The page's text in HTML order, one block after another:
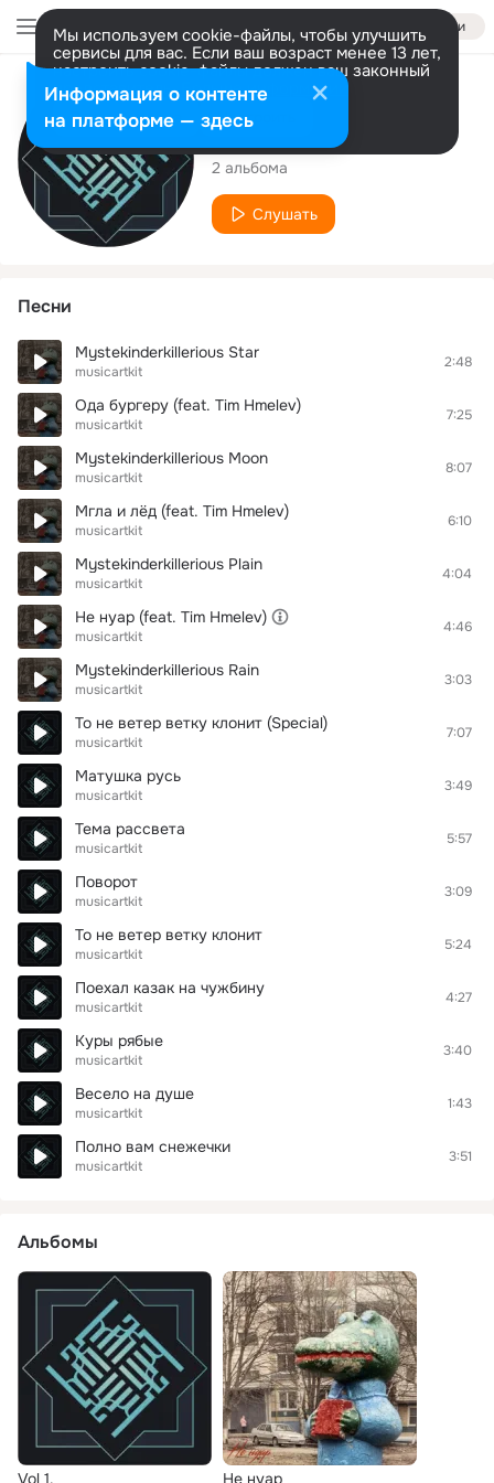
Войти
Мы используем cookie-файлы, чтобы улучшить
сервисы для вас. Если ваш возраст менее 13 лет,
настроить cookie-файлы должен ваш законный
представитель. Больше информации
Разрешить все Настроить
Исполнитель
musicartkit
2 альбома
Слушать
Песни
Mystekinderkillerious Star
musicartkit
2:48
Ода бургеру (feat. Tim Hmelev)
musicartkit
7:25
Mystekinderkillerious Moon
musicartkit
8:07
Мгла и лёд (feat. Tim Hmelev)
musicartkit
6:10
Mystekinderkillerious Plain
musicartkit
4:04
Не нуар (feat. Tim Hmelev)
musicartkit
4:46
Mystekinderkillerious Rain
musicartkit
3:03
То не ветер ветку клонит (Special)
musicartkit
7:07
Матушка русь
musicartkit
3:49
Тема рассвета
musicartkit
5:57
Поворот
musicartkit
3:09
То не ветер ветку клонит
musicartkit
5:24
Поехал казак на чужбину
musicartkit
4:27
Куры рябые
musicartkit
3:40
Весело на душе
musicartkit
1:43
Полно вам снежечки
musicartkit
3:51
Альбомы
Vol 1. Не нуар
Информация о контенте
на платформе — здесь